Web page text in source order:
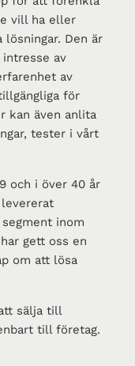
vill ha eller
Den är
av
av
för
kan även anlita
tester i vårt
och i över 40 år
inom
gett oss en
om att lösa
sälja till
till företag.